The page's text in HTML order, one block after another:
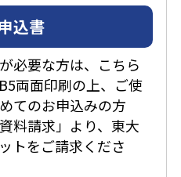
込書
必要な方は、こちら
両面印刷の上、ご使
てのお申込みの方
料請求」より、東大
トをご請求くださ